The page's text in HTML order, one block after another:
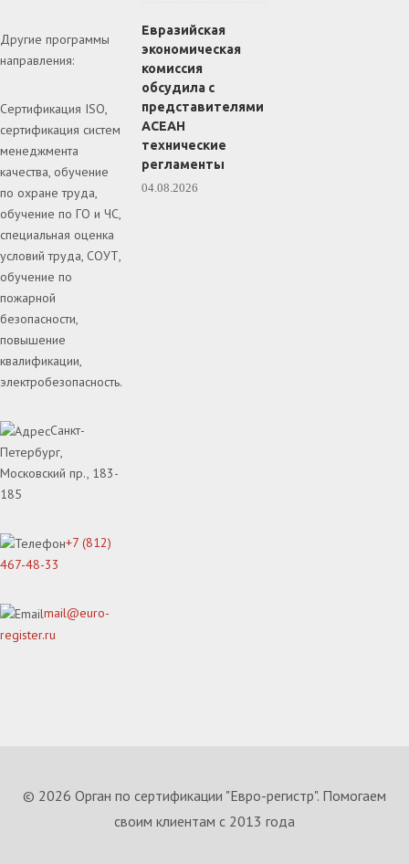
Другие программы
направления:
Сертификация ISO,
сертификация систем
менеджмента
качества, обучение
по охране труда,
обучение по ГО и ЧС,
специальная оценка
условий труда, СОУТ,
обучение по
пожарной
безопасности,
повышение
квалификации,
электробезопасность.
Санкт-
Петербург,
Московский пр., 183-
185
+7 (812)
467-48-33
mail@euro-
register.ru
Евразийская
экономическая
комиссия
обсудила с
представителями
АСЕАН
технические
регламенты
04.08.2026
© 2026 Орган по сертификации "Евро-регистр". Помогаем
своим клиентам с 2013 года